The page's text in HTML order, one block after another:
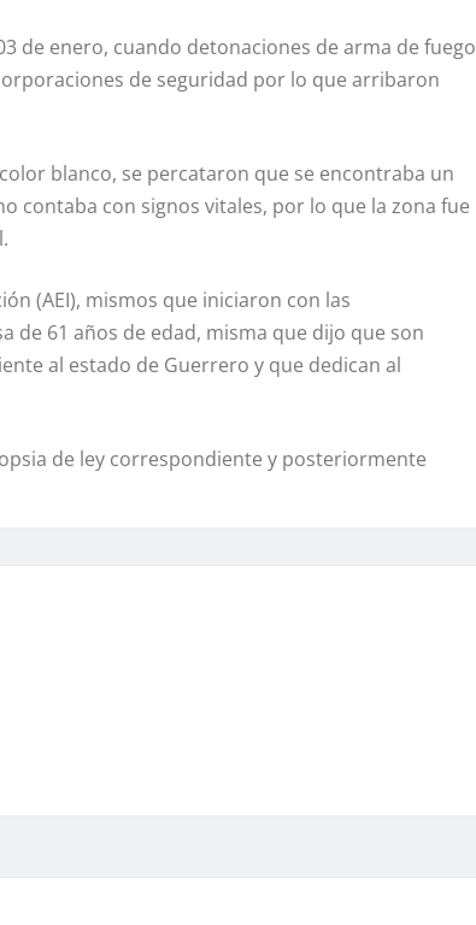
de enero, cuando detonaciones de arma de fuego
de seguridad por lo que arribaron
blanco, se percataron que se encontraba un
contaba con signos vitales, por lo que la zona fue
(AEI), mismos que iniciaron con las
de 61 años de edad, misma que dijo que son
al estado de Guerrero y que dedican al
de ley correspondiente y posteriormente